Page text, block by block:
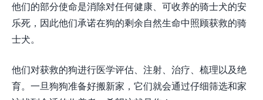
他们的部分使命是消除对任何健康、可收养的骑士犬的安
乐死，因此他们承诺在狗的剩余自然生命中照顾获救的骑
士犬。
他们对获救的狗进行医学评估、注射、治疗、梳理以及绝
育。一旦狗狗准备好搬新家，它们就会通过仔细筛选和家